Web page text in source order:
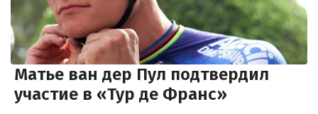
Матье ван дер Пул подтвердил
участие в «Тур де Франс»